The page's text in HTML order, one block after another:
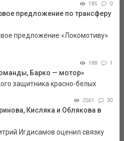
185 0
предложение по трансферу
предложение «Локомотиву»
188 1
Барко — мотор»
защитника красно-белых
2561 30
Кисляка и Облякова в
Игдисамов оценил связку